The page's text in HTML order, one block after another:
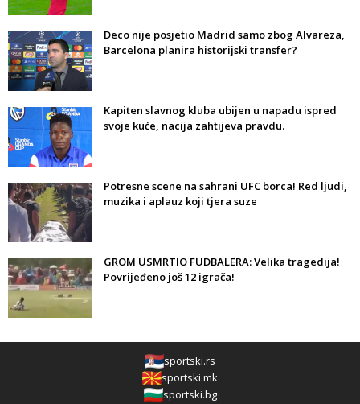
Deco nije posjetio Madrid samo zbog Alvareza,
Barcelona planira historijski transfer?
Kapiten slavnog kluba ubijen u napadu ispred
svoje kuće, nacija zahtijeva pravdu.
Potresne scene na sahrani UFC borca! Red ljudi,
muzika i aplauz koji tjera suze
GROM USMRTIO FUDBALERA: Velika tragedija!
Povrijeđeno još 12 igrača!
sportski.rs
sportski.mk
sportski.bg